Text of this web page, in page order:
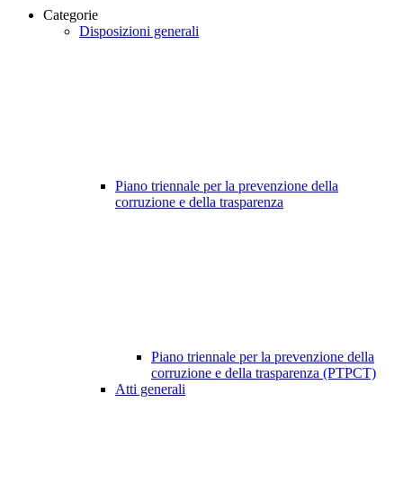
Categorie
Disposizioni generali
Piano triennale per la prevenzione della
corruzione e della trasparenza
Piano triennale per la prevenzione della
corruzione e della trasparenza (PTPCT)
Atti generali